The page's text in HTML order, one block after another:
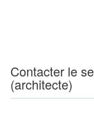
Contacter le
(architecte)